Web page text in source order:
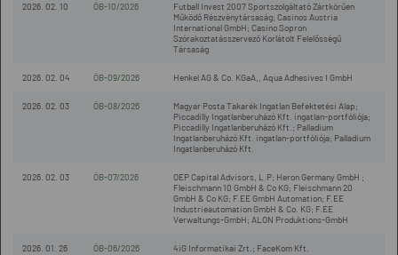
2026. 02. 10 ÖB-10/2026
Futball Invest 2007 Sportszolgáltató Zártkörűen
Működő Részvénytársaság; Casinos Austria
International GmbH; Casino Sopron
Szórakoztatásszervező Korlátolt Felelősségű
Társaság
2026. 02. 04 ÖB-09/2026 Henkel AG & Co. KGaA,, Aqua Adhesives I GmbH
2026. 02. 03 ÖB-08/2026
Magyar Posta Takarék Ingatlan Befektetési Alap;
Piccadilly Ingatlanberuházó Kft. ingatlan-portfóliója;
Piccadilly Ingatlanberuházó Kft.; Palladium
Ingatlanberuházó Kft. ingatlan-portfóliója; Palladium
Ingatlanberuházó Kft.
2026. 02. 03 ÖB-07/2026
OEP Capital Advisors, L.P; Heron Germany GmbH ;
Fleischmann 10 GmbH & Co KG; Fleischmann 20
GmbH & Co KG; F.EE GmbH Automation; F.EE
Industrieautomation GmbH & Co. KG; F.EE
Verwaltungs-GmbH; ALON Produktions-GmbH
2026. 01. 26 ÖB-06/2026 4iG Informatikai Zrt.; FaceKom Kft.